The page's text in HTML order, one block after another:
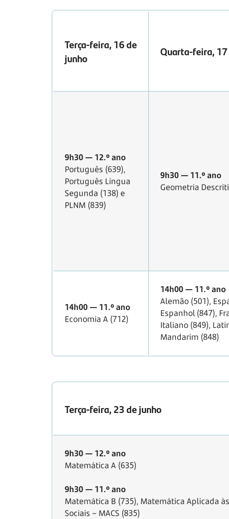
Terça-feira, 16 de
junho
Quarta-feira,
9h30 — 12.º ano
Português (639),
Português Língua
Segunda (138) e
PLNM (839)
9h30 — 11.º ano
Geometria
14h00 — 11.º ano
Economia A (712)
14h00 — 11.º ano
Alemão (501),
Espanhol (847),
Italiano (849),
Mandarim (848)
Terça-feira, 23 de junho
9h30 — 12.º ano
Matemática A (635)
9h30 — 11.º ano
Matemática B (735), Matemática Aplicada
Sociais – MACS (835)